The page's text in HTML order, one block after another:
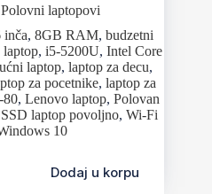
Polovni laptopovi
inča, 8GB RAM, budzetni
, i5-5200U, Intel Core
laptop,laptop za decu,
za pocetnike,laptop za
80,Lenovo laptop,Polovan
SSD laptop povoljno,Wi-Fi
10
Dodaj u korpu